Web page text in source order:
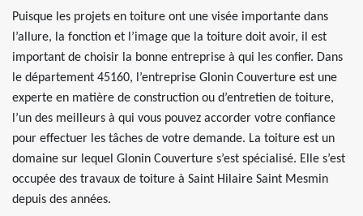
Puisque les projets en toiture ont une visée importante dans
l’allure, la fonction et l’image que la toiture doit avoir, il est
important de choisir la bonne entreprise à qui les confier. Dans
le département 45160, l’entreprise Glonin Couverture est une
experte en matière de construction ou d’entretien de toiture,
l’un des meilleurs à qui vous pouvez accorder votre confiance
pour effectuer les tâches de votre demande. La toiture est un
domaine sur lequel Glonin Couverture s’est spécialisé. Elle s’est
occupée des travaux de toiture à Saint Hilaire Saint Mesmin
depuis des années.